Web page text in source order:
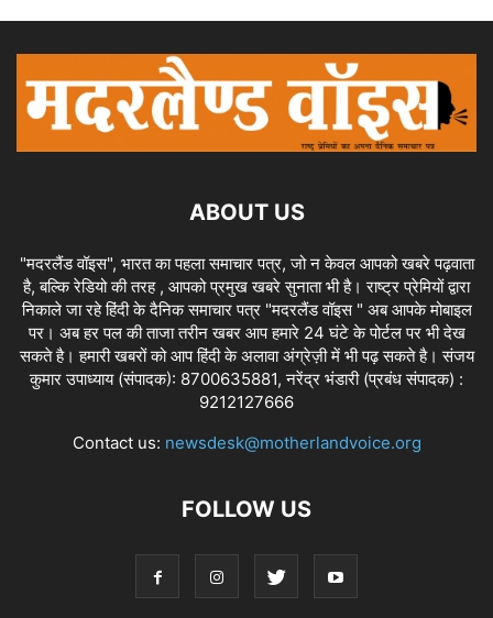
ABOUT US
"मदरलैंड वॉइस", भारत का पहला समाचार पत्र, जो न केवल आपको खबरे पढ़वाता
है, बल्कि रेडियो की तरह , आपको प्रमुख खबरे सुनाता भी है। राष्ट्र प्रेमियों द्वारा
निकाले जा रहे हिंदी के दैनिक समाचार पत्र "मदरलैंड वॉइस " अब आपके मोबाइल
पर। अब हर पल की ताजा तरीन खबर आप हमारे 24 घंटे के पोर्टल पर भी देख
सकते है। हमारी खबरों को आप हिंदी के अलावा अंग्रेज़ी में भी पढ़ सकते है। संजय
कुमार उपाध्याय (संपादक): 8700635881, नरेंद्र भंडारी (प्रबंध संपादक) :
9212127666
Contact us: newsdesk@motherlandvoice.org
FOLLOW US